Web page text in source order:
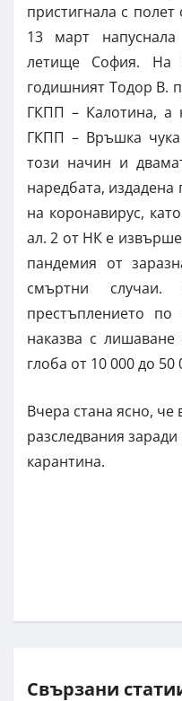
пристигнала с
13 март
летище София. На
годишният Тодор В.
ГКПП – Калотина, а
ГКПП – Връшка
този начин и
наредбата,
на коронавирус,
ал. 2 от НК е
пандемия от
смъртни
престъплението
наказва с
глоба от 10 000 до 50
Вчера стана ясно, че
разследвания
карантина.
Свързани